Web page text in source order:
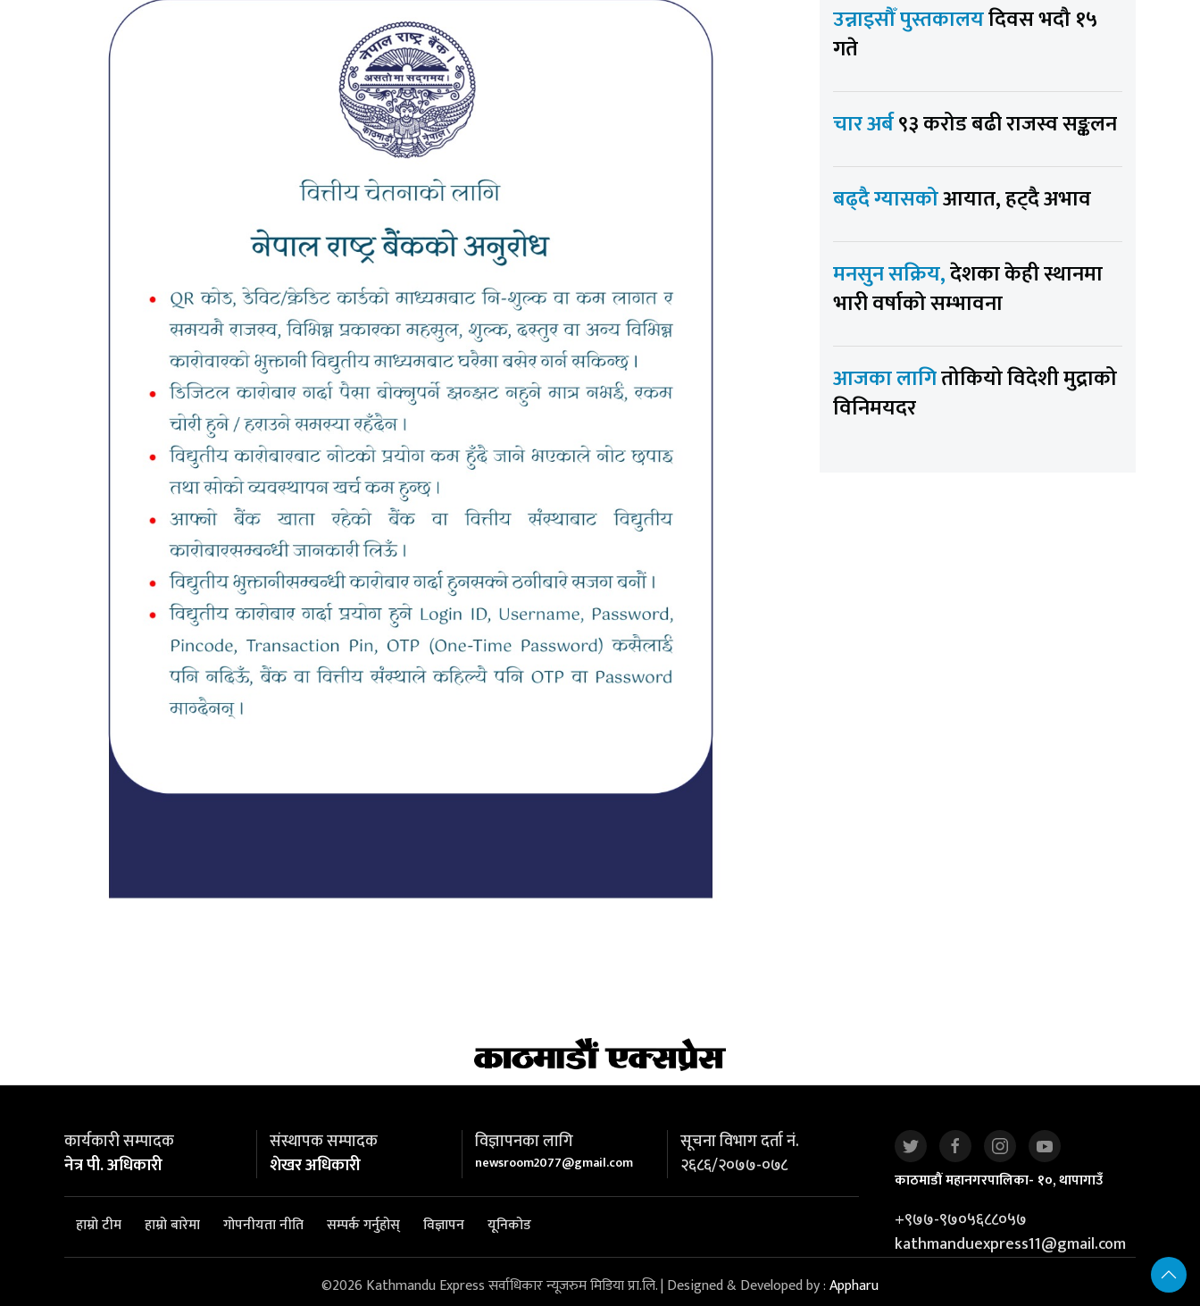
उन्नाइसौँ पुस्तकालयदिवस भदौ १५
गते
चार अर्ब९३ करोड बढी राजस्व सङ्कलन
बढ्दै ग्यासकोआयात, हट्दै अभाव
मनसुन सक्रिय,देशका केही स्थानमा
भारी वर्षाको सम्भावना
आजका लागितोकियो विदेशी मुद्राको
विनिमयदर
कार्यकारी सम्पादक
नेत्र पी. अधिकारी
संस्थापक सम्पादक
शेखर अधिकारी
विज्ञापनका लागि
newsroom2077@gmail.com
सूचना विभाग दर्ता नं.
२६८६/२०७७-०७८
हाम्रो टीम हाम्रो बारेमा गोपनीयता नीति सम्पर्क गर्नुहोस् विज्ञापन यूनिकोड
काठमाडौं महानगरपालिका- १०, थापागाउँ
+९७७-९७०५६८८०५७
kathmanduexpress11@gmail.com
©2026 Kathmandu Express सर्वाधिकार न्यूजरुम मिडिया प्रा.लि. | Designed & Developed by :Appharu